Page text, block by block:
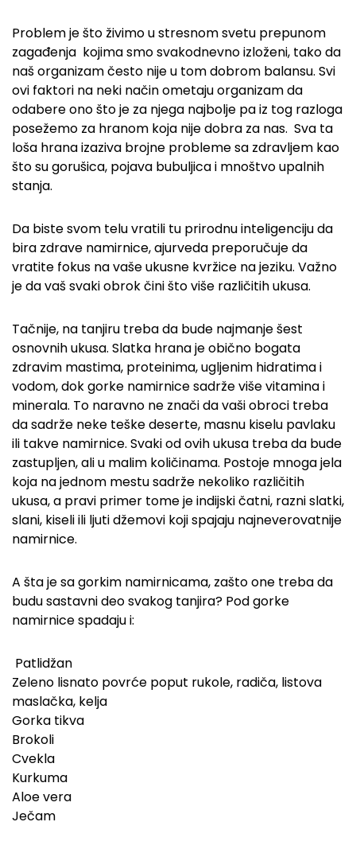
Problem je što živimo u stresnom svetu prepunom
zagađenja kojima smo svakodnevno izloženi, tako da
naš organizam često nije u tom dobrom balansu. Svi
ovi faktori na neki način ometaju organizam da
odabere ono što je za njega najbolje pa iz tog razloga
posežemo za hranom koja nije dobra za nas. Sva ta
loša hrana izaziva brojne probleme sa zdravljem kao
što su gorušica, pojava bubuljica i mnoštvo upalnih
stanja.
Da biste svom telu vratili tu prirodnu inteligenciju da
bira zdrave namirnice, ajurveda preporučuje da
vratite fokus na vaše ukusne kvržice na jeziku. Važno
je da vaš svaki obrok čini što više različitih ukusa.
Tačnije, na tanjiru treba da bude najmanje šest
osnovnih ukusa. Slatka hrana je obično bogata
zdravim mastima, proteinima, ugljenim hidratima i
vodom, dok gorke namirnice sadrže više vitamina i
minerala. To naravno ne znači da vaši obroci treba
da sadrže neke teške deserte, masnu kiselu pavlaku
ili takve namirnice. Svaki od ovih ukusa treba da bude
zastupljen, ali u malim količinama. Postoje mnoga jela
koja na jednom mestu sadrže nekoliko različitih
ukusa, a pravi primer tome je indijski čatni, razni slatki,
slani, kiseli ili ljuti džemovi koji spajaju najneverovatnije
namirnice.
A šta je sa gorkim namirnicama, zašto one treba da
budu sastavni deo svakog tanjira? Pod gorke
namirnice spadaju i:
Patlidžan
Zeleno lisnato povrće poput rukole, radiča, listova
maslačka, kelja
Gorka tikva
Brokoli
Cvekla
Kurkuma
Aloe vera
Ječam